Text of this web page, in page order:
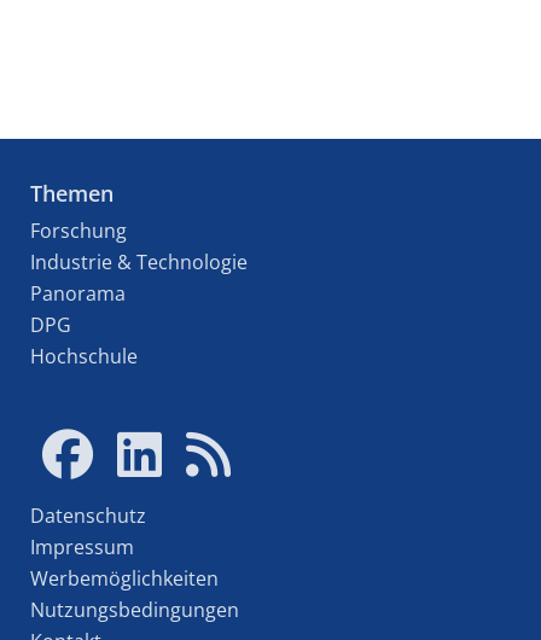
Themen
Forschung
Industrie & Technologie
Panorama
DPG
Hochschule
Datenschutz
Impressum
Werbemöglichkeiten
Nutzungsbedingungen